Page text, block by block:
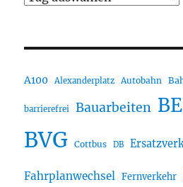
A100 Alexanderplatz Autobahn
barrierefrei Bauarbeiten
BVG Cottbus DB
Fahrplanwechsel Fernverkehr